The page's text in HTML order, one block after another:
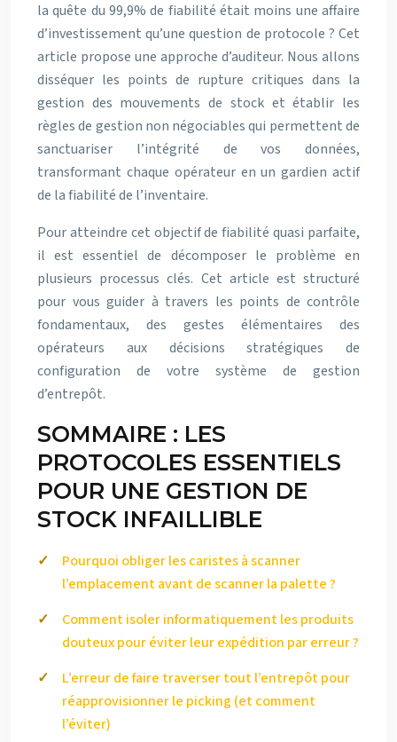
la quête du 99,9% de fiabilité était moins une affaire
d’investissement qu’une question de protocole ? Cet
article propose une approche d’auditeur. Nous allons
disséquer les points de rupture critiques dans la
gestion des mouvements de stock et établir les
règles de gestion non négociables qui permettent de
sanctuariser l’intégrité de vos données,
transformant chaque opérateur en un gardien actif
de la fiabilité de l’inventaire.
Pour atteindre cet objectif de fiabilité quasi parfaite,
il est essentiel de décomposer le problème en
plusieurs processus clés. Cet article est structuré
pour vous guider à travers les points de contrôle
fondamentaux, des gestes élémentaires des
opérateurs aux décisions stratégiques de
configuration de votre système de gestion
d’entrepôt.
SOMMAIRE : LES
PROTOCOLES ESSENTIELS
POUR UNE GESTION DE
STOCK INFAILLIBLE
Pourquoi obliger les caristes à scanner
l’emplacement avant de scanner la palette ?
Comment isoler informatiquement les produits
douteux pour éviter leur expédition par erreur ?
L’erreur de faire traverser tout l’entrepôt pour
réapprovisionner le picking (et comment
l’éviter)